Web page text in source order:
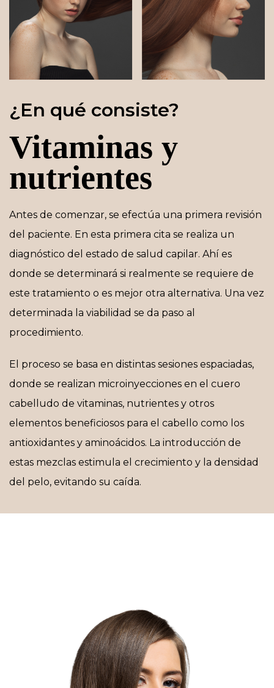
¿En qué consiste?
Vitaminas y
nutrientes
Antes de comenzar, se efectúa una primera revisión
del paciente. En esta primera cita se realiza un
diagnóstico del estado de salud capilar. Ahí es
donde se determinará si realmente se requiere de
este tratamiento o es mejor otra alternativa. Una vez
determinada la viabilidad se da paso al
procedimiento.
El proceso se basa en distintas sesiones espaciadas,
donde se realizan microinyecciones en el cuero
cabelludo de vitaminas, nutrientes y otros
elementos beneficiosos para el cabello como los
antioxidantes y aminoácidos. La introducción de
estas mezclas estimula el crecimiento y la densidad
del pelo, evitando su caída.